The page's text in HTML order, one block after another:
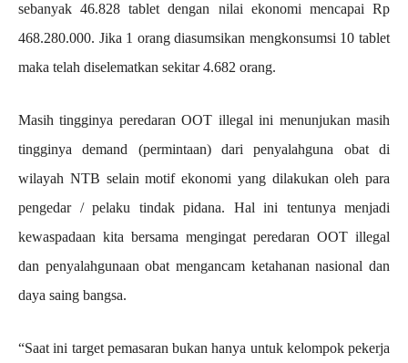
sebanyak 46.828 tablet dengan nilai ekonomi mencapai Rp
468.280.000. Jika 1 orang diasumsikan mengkonsumsi 10 tablet
maka telah diselematkan sekitar 4.682 orang.
Masih tingginya peredaran OOT illegal ini menunjukan masih
tingginya demand (permintaan) dari penyalahguna obat di
wilayah NTB selain motif ekonomi yang dilakukan oleh para
pengedar / pelaku tindak pidana. Hal ini tentunya menjadi
kewaspadaan kita bersama mengingat peredaran OOT illegal
dan penyalahgunaan obat mengancam ketahanan nasional dan
daya saing bangsa.
“Saat ini target pemasaran bukan hanya untuk kelompok pekerja